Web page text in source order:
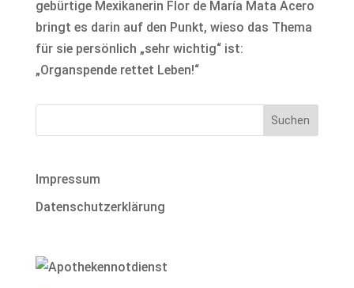
gebürtige Mexikanerin Flor de María Mata Acero
bringt es darin auf den Punkt, wieso das Thema
für sie persönlich „sehr wichtig“ ist:
„Organspende rettet Leben!“
Impressum
Datenschutzerklärung